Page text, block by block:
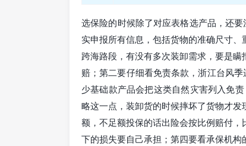
选保险的时候除了对应表格选产品，还
实申报所有信息，包括货物的准确尺寸、
跨海路段，有没有多次装卸需求，要是
赔；第二要仔细看免责条款，浙江台风
少基础款产品会把这类自然灾害列入免
略这一点，装卸货的时候摔坏了货物才
额，不足额投保的话出险会按比例赔付
下的损失要自己承担；第四要看承保机